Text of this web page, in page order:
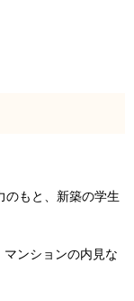
のもと、新築の学生
ンションの内見な